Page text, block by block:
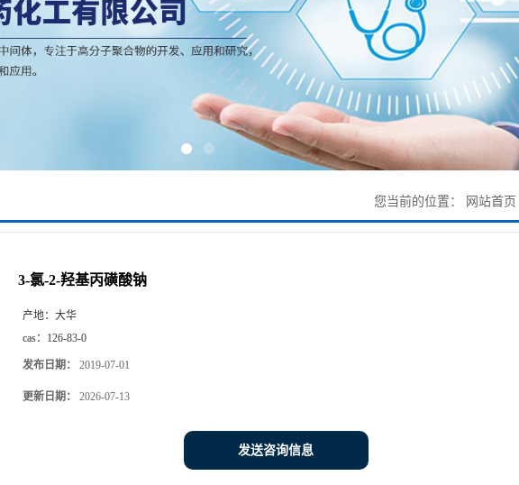
您当前的位置： 网站首页
3-氯-2-羟基丙磺酸钠
产地： 大华
cas： 126-83-0
发布日期： 2019-07-01
更新日期： 2026-07-13
发送咨询信息